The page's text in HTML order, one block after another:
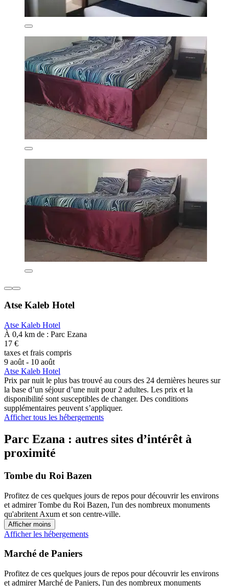
Atse Kaleb Hotel
Atse Kaleb Hotel
À 0,4 km de : Parc Ezana
17 €
taxes et frais compris
9 août - 10 août
Atse Kaleb Hotel
Prix par nuit le plus bas trouvé au cours des 24 dernières heures sur
la base d’un séjour d’une nuit pour 2 adultes. Les prix et la
disponibilité sont susceptibles de changer. Des conditions
supplémentaires peuvent s’appliquer.
Afficher tous les hébergements
Parc Ezana : autres sites d’intérêt à
proximité
Tombe du Roi Bazen
Profitez de ces quelques jours de repos pour découvrir les environs
et admirer Tombe du Roi Bazen, l'un des nombreux monuments
qu'abritent Axum et son centre-ville.
Afficher moins
Afficher les hébergements
Marché de Paniers
Profitez de ces quelques jours de repos pour découvrir les environs
et admirer Marché de Paniers, l'un des nombreux monuments